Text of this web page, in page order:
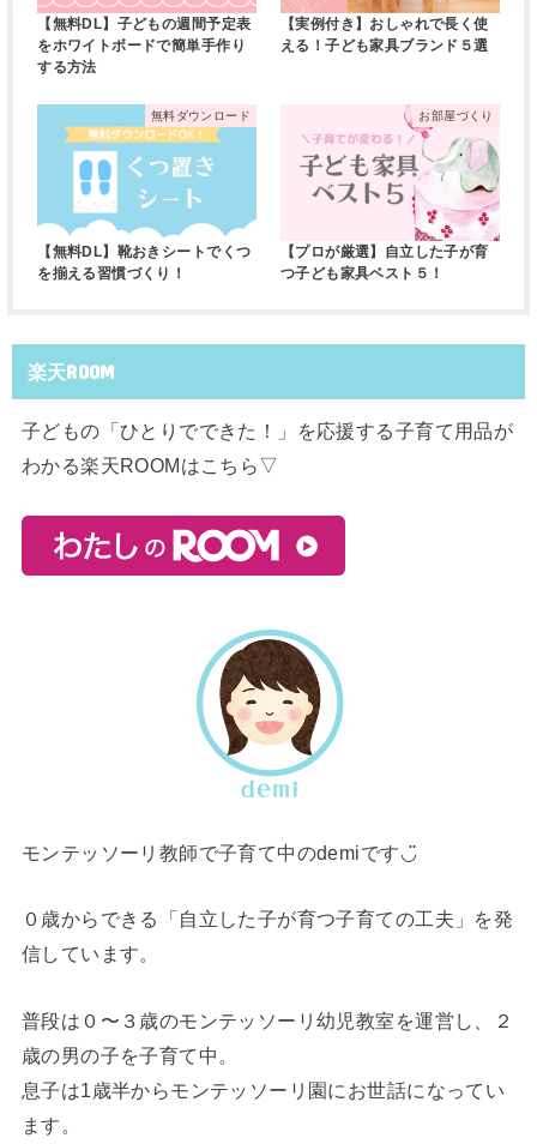
【無料DL】子どもの週間予定表
をホワイトボードで簡単手作り
する方法
【実例付き】おしゃれで長く使
える！子ども家具ブランド５選
無料ダウンロード
【無料DL】靴おきシートでくつ
を揃える習慣づくり！
お部屋づくり
【プロが厳選】自立した子が育
つ子ども家具ベスト５！
楽天ROOM
子どもの「ひとりでできた！」を応援する子育て用品が
わかる楽天ROOMはこちら▽
モンテッソーリ教師で子育て中のdemiです◡̈
０歳からできる「自立した子が育つ子育ての工夫」を発
信しています。
普段は０〜３歳のモンテッソーリ幼児教室を運営し、２
歳の男の子を子育て中。
息子は1歳半からモンテッソーリ園にお世話になってい
ます。